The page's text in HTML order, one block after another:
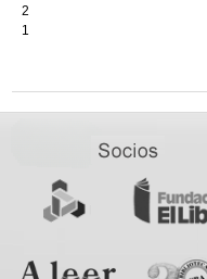
2
1